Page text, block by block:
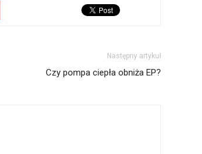
Następny artykuł
Czy pompa ciepła obniża EP?